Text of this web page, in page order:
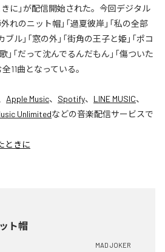
きに」が配信開始された。今回デジタル
れのニット帽」「過夏彼岸」「私の全部
ル」「窓の外」「街角の王子と姫」「ポコ
」「だって沈んでるんだもん」「傷ついた
11曲となっている。
Apple Music、 Spotify、 LINE MUSIC、
Unlimitedなどの音楽配信サービスで
ときに
ト帽
MAD JOKER